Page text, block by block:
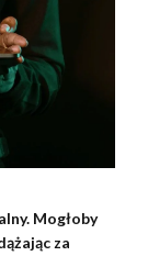
Mogłoby
za